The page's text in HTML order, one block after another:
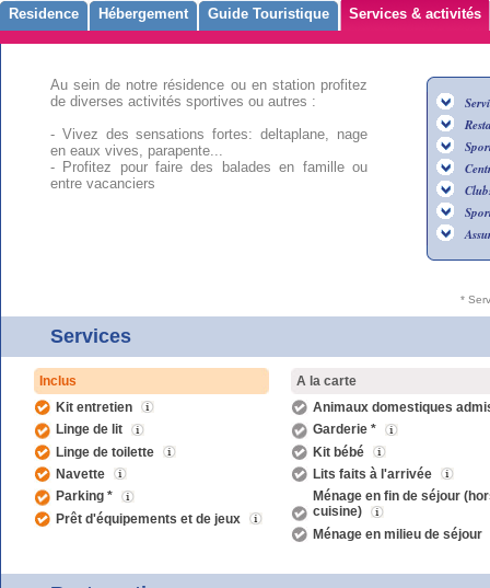
Residence Hébergement Guide Touristique Services & activités
Au sein de notre résidence ou en station profitez
de diverses activités sportives ou autres :
- Vivez des sensations fortes: deltaplane, nage
en eaux vives, parapente...
- Profitez pour faire des balades en famille ou
entre vacanciers
*
Services
Inclus
Kit entretien
Linge de lit
Linge de toilette
Navette
Parking *
Prêt d'équipements et de jeux
A la carte
Animaux domestiques
Garderie *
Kit bébé
Lits faits à l'arrivée
Ménage en fin de séjour
cuisine)
Ménage en milieu de séjour